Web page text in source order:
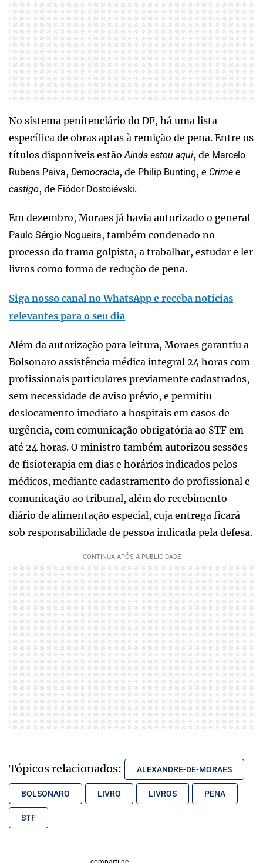
No sistema penitenciário do DF, há uma lista
específica de obras aptas à remição de pena. Entre os
títulos disponíveis estão Ainda estou aqui, de Marcelo
Rubens Paiva, Democracia, de Philip Bunting, e Crime e
castigo, de Fiódor Dostoiévski.
Em dezembro, Moraes já havia autorizado o general
Paulo Sérgio Nogueira, também condenado no
processo da trama golpista, a trabalhar, estudar e ler
livros como forma de redução de pena.
Siga nosso canal no WhatsApp e receba notícias
relevantes para o seu dia
Além da autorização para leitura, Moraes garantiu a
Bolsonaro assistência médica integral 24 horas com
profissionais particulares previamente cadastrados,
sem necessidade de aviso prévio, e permitiu
deslocamento imediato a hospitais em casos de
urgência, com comunicação obrigatória ao STF em
até 24 horas. O ministro também autorizou sessões
de fisioterapia em dias e horários indicados pelos
médicos, mediante cadastramento do profissional e
comunicação ao tribunal, além do recebimento
diário de alimentação especial, cuja entrega ficará
sob responsabilidade de pessoa indicada pela defesa.
Tópicos relacionados: ALEXANDRE-DE-MORAES
BOLSONARO LIVRO LIVROS PENA
STF